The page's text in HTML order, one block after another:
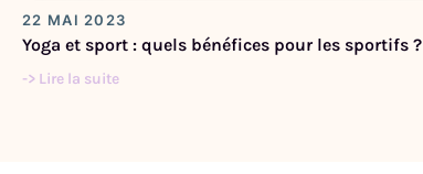
22 MAI 2023
Yoga et sport : quels bénéfices pour les sportifs ?
-> Lire la suite